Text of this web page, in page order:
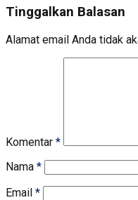
Tinggalkan Balasan
Alamat email Anda tidak
Komentar *
Nama *
Email *